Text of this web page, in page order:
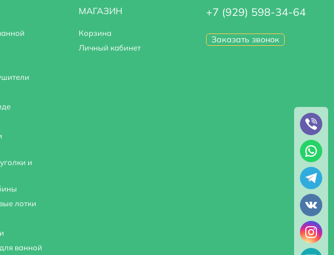
и
лотки
ванной
МАГАЗИН
Корзина
Личный кабинет
+7 (929) 598-34-64
Заказать звонок